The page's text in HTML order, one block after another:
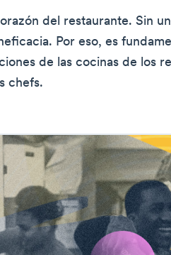
del restaurante. Sin
Por eso, es
de las cocinas de los
chefs.